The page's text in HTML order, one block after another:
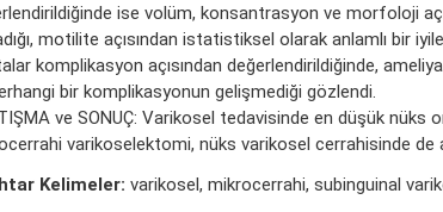
ise volüm, konsantrasyon ve morfoloji
motilite açısından istatistiksel olarak anlamlı bir
komplikasyon açısından değerlendirildiğinde,
bir komplikasyonun gelişmediği gözlendi.
ve SONUÇ: Varikosel tedavisinde en düşük nüks
varikoselektomi, nüks varikosel cerrahisinde de
Kelimeler: varikosel, mikrocerrahi, subinguinal